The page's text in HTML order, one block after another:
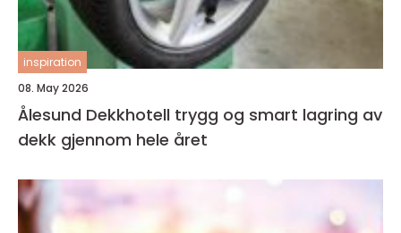
inspiration
08. May 2026
Ålesund Dekkhotell trygg og smart lagring av
dekk gjennom hele året